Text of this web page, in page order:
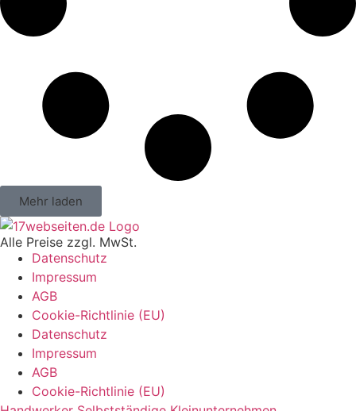
Mehr laden
Alle Preise zzgl. MwSt.
Datenschutz
Impressum
AGB
Cookie-Richtlinie (EU)
Datenschutz
Impressum
AGB
Cookie-Richtlinie (EU)